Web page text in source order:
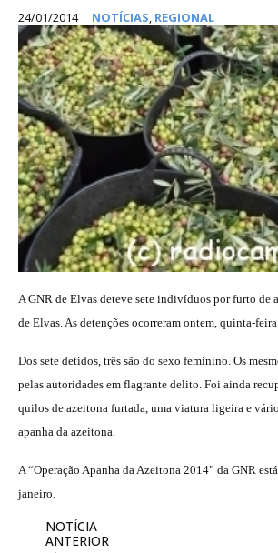
24/01/2014 NOTÍCIAS, REGIONAL
A GNR de Elvas deteve sete indivíduos por furto de
de Elvas. As detenções ocorreram ontem, quinta-
Dos sete detidos, três são do sexo feminino. Os
pelas autoridades em flagrante delito. Foi ainda
quilos de azeitona furtada, uma viatura ligeira e
apanha da azeitona.
A “Operação Apanha da Azeitona 2014” da GNR
janeiro.
NOTÍCIA
ANTERIOR